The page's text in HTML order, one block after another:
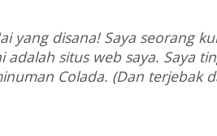
yang disana! Saya seorang
adalah situs web saya. Saya
Colada. (Dan terjebak